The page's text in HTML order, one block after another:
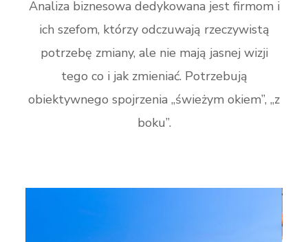
Analiza biznesowa dedykowana jest firmom i
ich szefom, którzy odczuwają rzeczywistą
potrzebę zmiany, ale nie mają jasnej wizji
tego co i jak zmieniać. Potrzebują
obiektywnego spojrzenia „świeżym okiem”, „z
boku”.